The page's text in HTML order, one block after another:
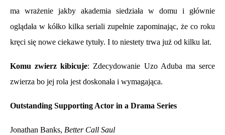
ma wrażenie jakby akademia siedziała w domu i głównie
oglądała w kółko kilka seriali zupełnie zapominając, że co roku
kręci się nowe ciekawe tytuły. I to niestety trwa już od kilku lat.
Komu zwierz kibicuje: Zdecydowanie Uzo Aduba ma serce
zwierza bo jej rola jest doskonała i wymagająca.
Outstanding Supporting Actor in a Drama Series
Jonathan Banks, Better Call Saul